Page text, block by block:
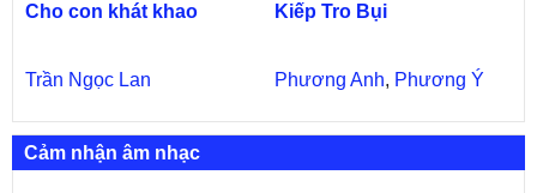
Cho con khát khao
Trần Ngọc Lan
Kiếp Tro Bụi
Phương Anh, Phương Ý
Cảm nhận âm nhạc